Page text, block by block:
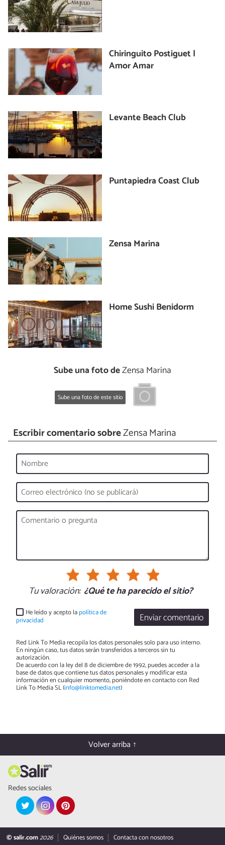
Chiringuito Postiguet |
Amor Amar
Levante Beach Club
Puntapiedra Coast Club
Zensa Marina
Home Sushi Benidorm
Sube una foto deZensa Marina
Sube una foto de este sitio
Escribir comentario sobreZensa Marina
Tu valoración: ¿Qué te ha parecido el sitio?
Enviar comentario
He leído y acepto lapolítica de
privacidad
Red Link To Media recopila los datos personales solo para uso interno.
En ningún caso, tus datos serán transferidos a terceros sin tu
autorización.
De acuerdo con la ley del 8 de diciembre de 1992, puedes acceder a la
base de datos que contiene tus datos personales y modificar esta
información en cualquier momento, poniéndote en contacto con Red
Link To Media SL (info@linktomedia.net)
Volver arriba ↑
Redes sociales
© salir.com2026 Quiénes somos
Contacta con nosotros